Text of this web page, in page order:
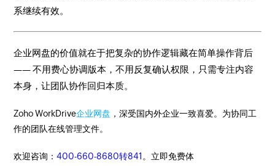
系继续有效。
企业网盘的价值就在于把复杂的协作逻辑藏在简单操作背后
—— 不用费心协调版本，不用反复确认权限，只需专注内容
本身，让团队协作回归本质。
Zoho WorkDrive企业网盘 ，深受国内外企业一致喜爱。为协同工
作的团队在线管理文件。
欢迎咨询：400-660-8680转841 。立即免费体